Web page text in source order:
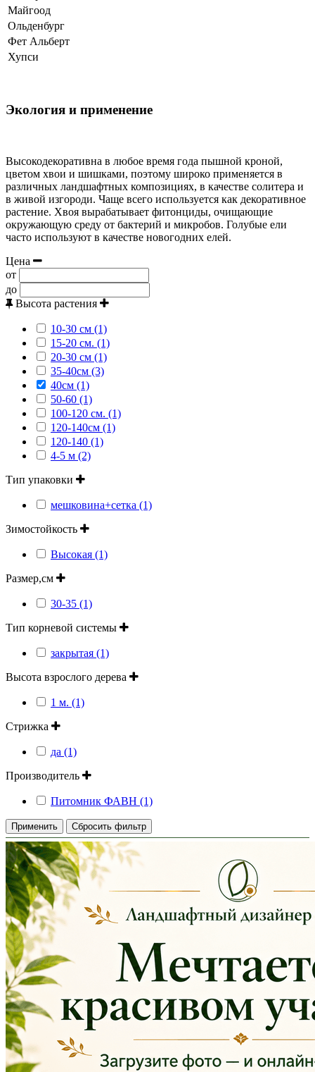
Майгоод
Ольденбург
Фет Альберт
Хупси
Экология и применение
Высокодекоративна в любое время года пышной кроной,
цветом хвои и шишками, поэтому широко применяется в
различных ландшафтных композициях, в качестве солитера и
в живой изгороди. Чаще всего используется как декоративное
растение. Хвоя вырабатывает фитонциды, очищающие
окружающую среду от бактерий и микробов. Голубые ели
часто используют в качестве новогодних елей.
Цена
от
до
Высота растения
10-30 см (1)
15-20 см. (1)
20-30 см (1)
35-40см (3)
40см (1)
50-60 (1)
100-120 см. (1)
120-140см (1)
120-140 (1)
4-5 м (2)
Тип упаковки
мешковина+сетка (1)
Зимостойкость
Высокая (1)
Размер,см
30-35 (1)
Тип корневой системы
закрытая (1)
Высота взрослого дерева
1 м. (1)
Стрижка
да (1)
Производитель
Питомник ФАВН (1)
Применить Сбросить фильтр